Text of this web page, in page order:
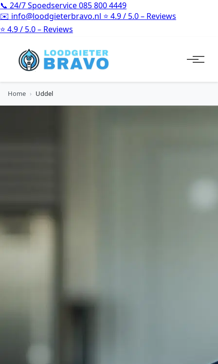
📞 24/7 Spoedservice085 800 4449
✉️ info@loodgieterbravo.nl ⭐ 4.9 / 5.0 – Reviews
⭐ 4.9 / 5.0 – Reviews
Home › Uddel